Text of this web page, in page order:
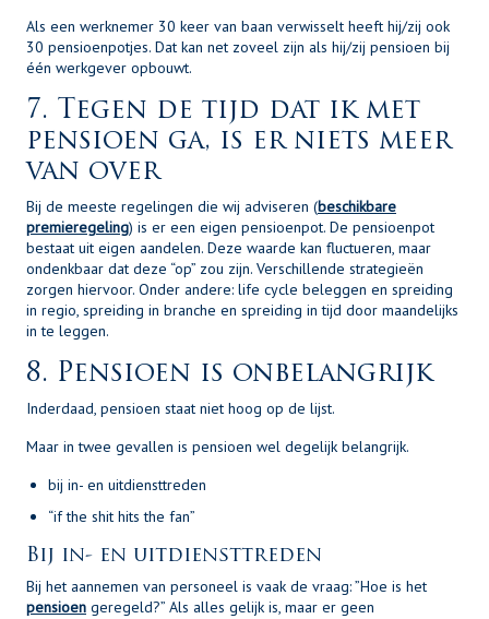
Als een werknemer 30 keer van baan verwisselt heeft hij/zij ook
30 pensioenpotjes. Dat kan net zoveel zijn als hij/zij pensioen bij
één werkgever opbouwt.
7. Tegen de tijd dat ik met
pensioen ga, is er niets meer
van over
Bij de meeste regelingen die wij adviseren (beschikbare
premieregeling) is er een eigen pensioenpot. De pensioenpot
bestaat uit eigen aandelen. Deze waarde kan fluctueren, maar
ondenkbaar dat deze “op” zou zijn. Verschillende strategieën
zorgen hiervoor. Onder andere: life cycle beleggen en spreiding
in regio, spreiding in branche en spreiding in tijd door maandelijks
in te leggen.
8. Pensioen is onbelangrijk
Inderdaad, pensioen staat niet hoog op de lijst.
Maar in twee gevallen is pensioen wel degelijk belangrijk.
bij in- en uitdiensttreden
“if the shit hits the fan”
Bij in- en uitdiensttreden
Bij het aannemen van personeel is vaak de vraag: ”Hoe is het
pensioen geregeld?” Als alles gelijk is, maar er geen